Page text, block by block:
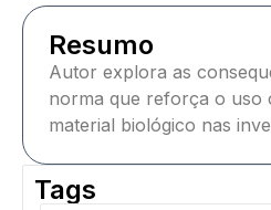
Resumo
Autor explora as
norma que reforça o uso
material biológico nas
Tags